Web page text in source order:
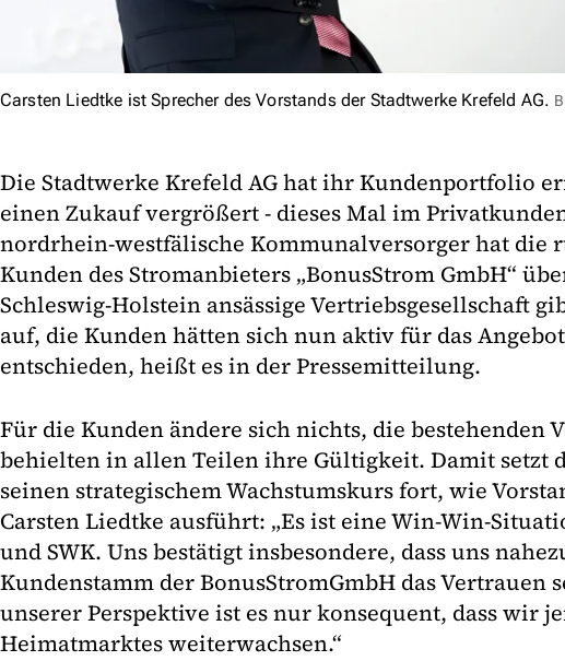
Carsten Liedtke ist Sprecher des Vorstands der Stadtwerke Krefeld AG.
Die Stadtwerke Krefeld AG hat ihr Kundenportfolio
einen Zukauf vergrößert - dieses Mal im
nordrhein-westfälische Kommunalversorger hat die
Kunden des Stromanbieters „BonusStrom GmbH“
Schleswig-Holstein ansässige Vertriebsgesellschaft
auf, die Kunden hätten sich nun aktiv für das
entschieden, heißt es in der Pressemitteilung.
Für die Kunden ändere sich nichts, die bestehenden
behielten in allen Teilen ihre Gültigkeit. Damit setzt
seinen strategischem Wachstumskurs fort, wie
Carsten Liedtke ausführt: „Es ist eine Win-Win-
und SWK. Uns bestätigt insbesondere, dass uns
Kundenstamm der BonusStromGmbH das Vertrauen
unserer Perspektive ist es nur konsequent, dass wir
Heimatmarktes weiterwachsen.“